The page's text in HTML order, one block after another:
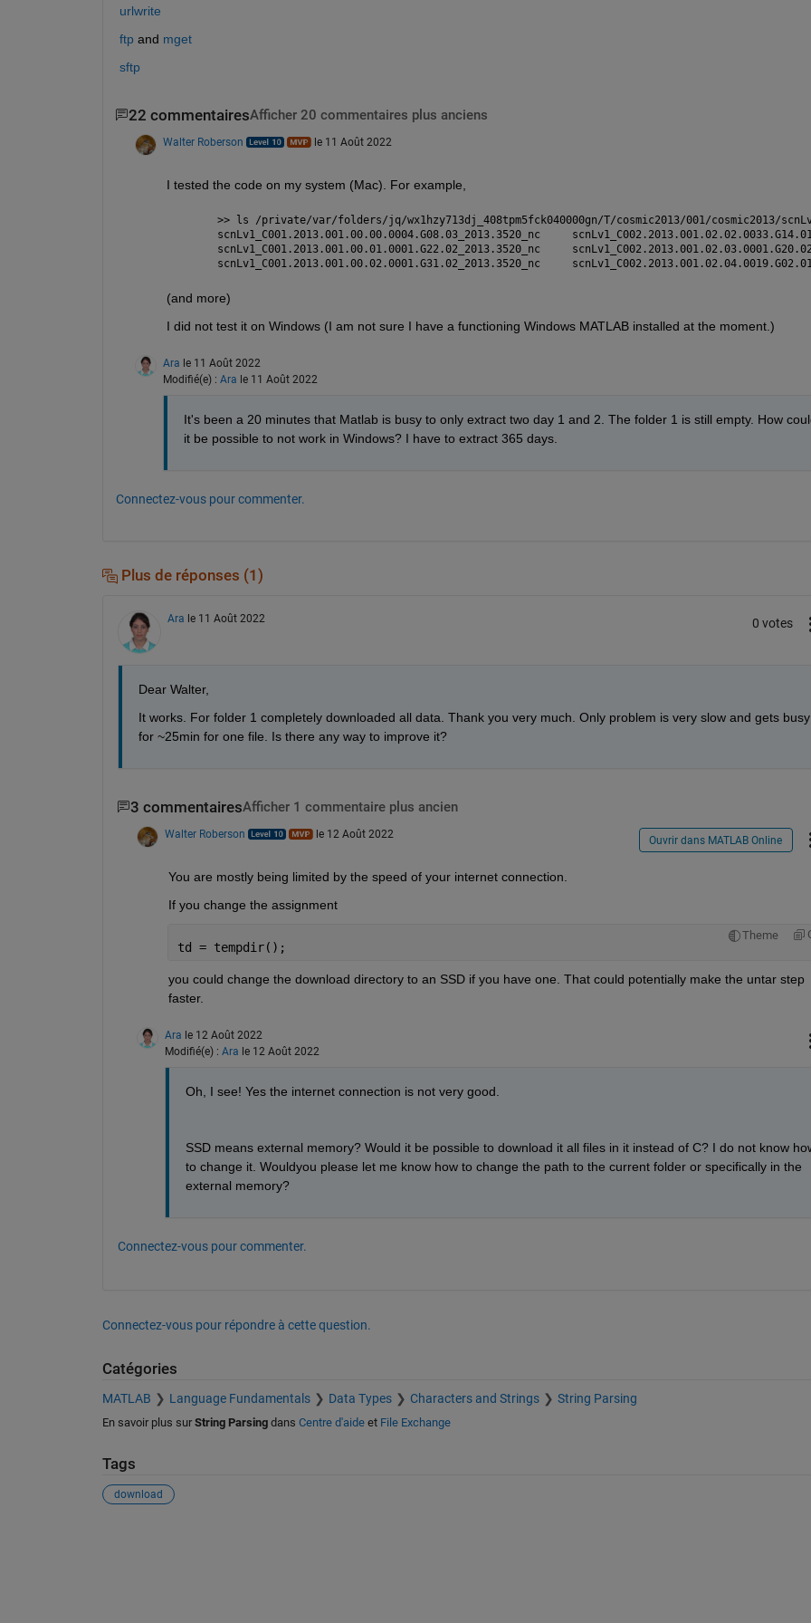
urlwrite
ftp and mget
sftp
22 commentairesAfficher 20 commentaires plus anciens
Walter Roberson le 11 Août 2022
I tested the code on my system (Mac). For example,
>> ls /private/var/folders/jq/wx1hzy713dj_408tpm5fck040000gn/T/cosmic2013/001/cosmic2013/
scnLv1_C001.2013.001.00.00.0004.G08.03_ 2013.3520_
nc
scnLv1_C001.2013.001.00.01.0001.G22.02_ 2013.3520_
nc
scnLv1_C001.2013.001.00.02.0001.G31.02_ 2013.3520_ nc
(and more)
I did not test it on Windows (I am not sure I have a functioning Windows MATLAB installed at the moment.)
Ara le 11 Août 2022
Modifié(e) : Ara le 11 Août 2022
It's been a 20 minutes that Matlab is busy to only extract two day 1 and 2. The folder 1 is still empty. How
it be possible to not work in Windows? I have to extract 365 days.
Connectez-vous pour commenter.
Plus de réponses (1)
Ara le 11 Août 2022 0 votes
Dear Walter,
It works. For folder 1 completely downloaded all data. Thank you very much. Only problem is very slow and gets busy
for ~25min for one file. Is there any way to improve it?
3 commentairesAfficher 1 commentaire plus ancien
Walter Roberson le 12 Août 2022 Ouvrir dans MATLAB Online
You are mostly being limited by the speed of your internet connection.
If you change the assignment
Theme
td = tempdir();
you could change the download directory to an SSD if you have one. That could potentially make the untar step
faster.
Ara le 12 Août 2022
Modifié(e) : Ara le 12 Août 2022
Oh, I see! Yes the internet connection is not very good.
SSD means external memory? Would it be possible to download it all files in it instead of C? I do not know
to change it. Wouldyou please let me know how to change the path to the current folder or specifically in the
external memory?
Connectez-vous pour commenter.
Connectez-vous pour répondre à cette question.
Catégories
MATLAB Language Fundamentals Data Types Characters and Strings String Parsing
En savoir plus sur String Parsingdans Centre d'aideet File Exchange
Tags
download